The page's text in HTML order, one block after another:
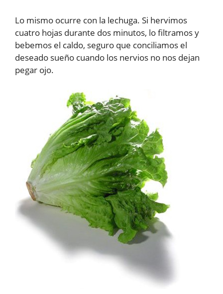
Lo mismo ocurre con la lechuga. Si hervimos
cuatro hojas durante dos minutos, lo filtramos y
bebemos el caldo, seguro que conciliamos el
deseado sueño cuando los nervios no nos dejan
pegar ojo.